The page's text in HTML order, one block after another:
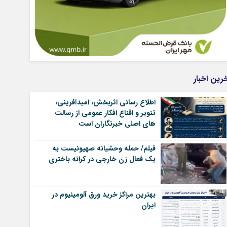
اخبار
اطلاع رسانی اثربخش، امیدآفرینی،
تنویر و اقناع افکار عمومی از رسالت
های اصلی خبرنگاران است
فیلم/ حمله وحشیانه صهیونیست به
یک فعال زن خارجی در کرانه باختری
بهترین مراکز خرید ورق آلومینیوم در
ایران